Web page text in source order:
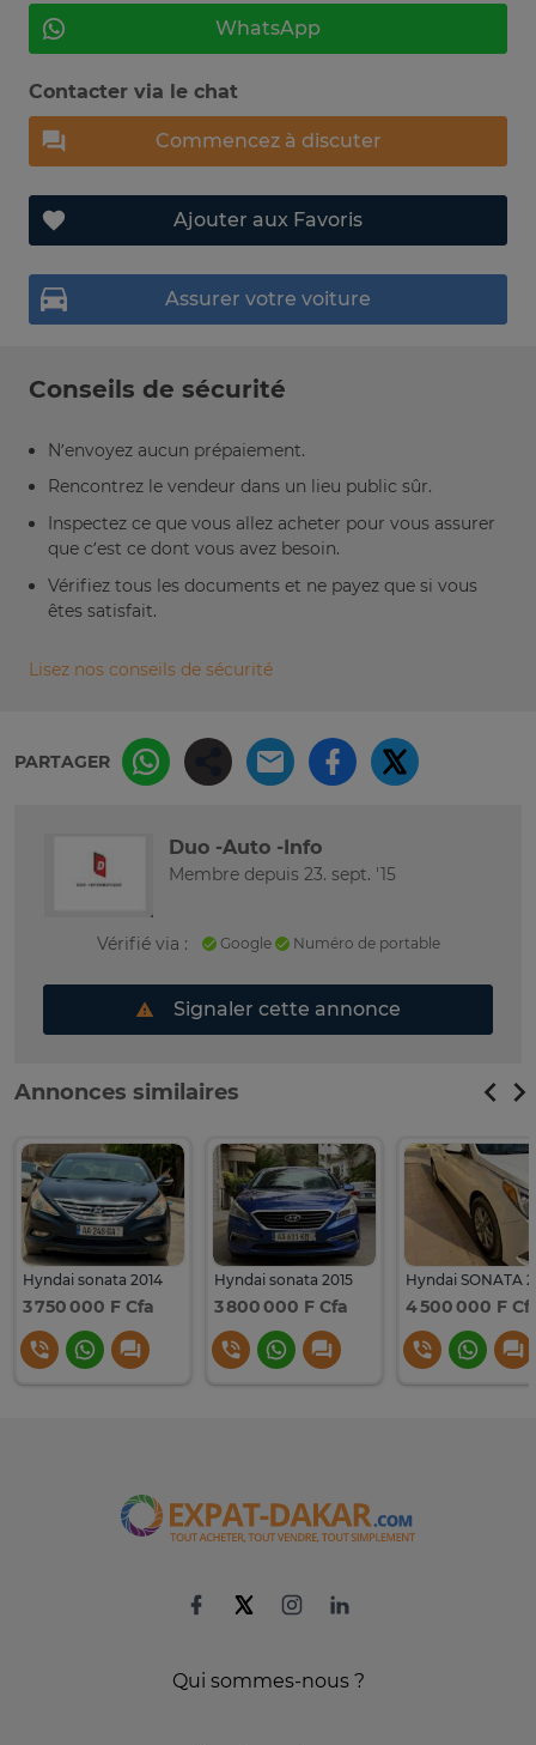
WhatsApp
Contacter via le chat
Commencez à discuter
Ajouter aux Favoris
Assurer votre voiture
Conseils de sécurité
N’envoyez aucun prépaiement.
Rencontrez le vendeur dans un lieu public sûr.
Inspectez ce que vous allez acheter pour vous assurer
que c’est ce dont vous avez besoin.
Vérifiez tous les documents et ne payez que si vous
êtes satisfait.
Lisez nos conseils de sécurité
PARTAGER
Duo -Auto -Info
Membre depuis 23. sept. '15
Vérifié via : Google Numéro de portable
Signaler cette annonce
Annonces similaires
Hyndai sonata 2014
3 750 000 F Cfa
Hyndai sonata 2015
3 800 000 F Cfa
Hyndai SONATA
4 500 000 F
Qui sommes-nous ?